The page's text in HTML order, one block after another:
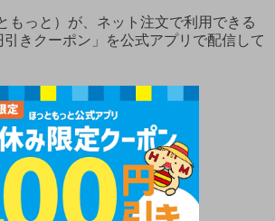
もっと）が、ネット注文で利用できる
引きクーポン」を公式アプリで配信して